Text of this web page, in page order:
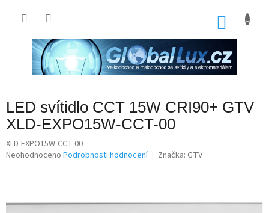
LED svítidlo CCT 15W CRI90+ GTV
XLD-EXPO15W-CCT-00
XLD-EXPO15W-CCT-00
Průměrné
0,0
Neohodnoceno Podrobnosti hodnocení Značka: GTV